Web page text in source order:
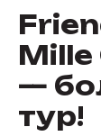
Mille
—
тур!